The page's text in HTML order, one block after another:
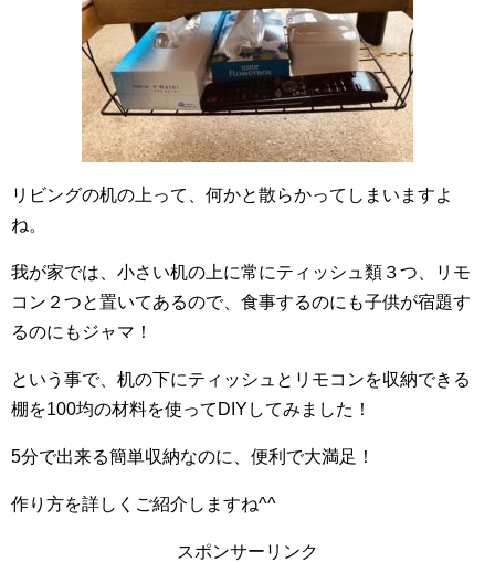
リビングの机の上って、何かと散らかってしまいますよ
ね。
我が家では、小さい机の上に常にティッシュ類３つ、リモ
コン２つと置いてあるので、食事するのにも子供が宿題す
るのにもジャマ！
という事で、机の下にティッシュとリモコンを収納できる
棚を100均の材料を使ってDIYしてみました！
5分で出来る簡単収納なのに、便利で大満足！
作り方を詳しくご紹介しますね^^
スポンサーリンク